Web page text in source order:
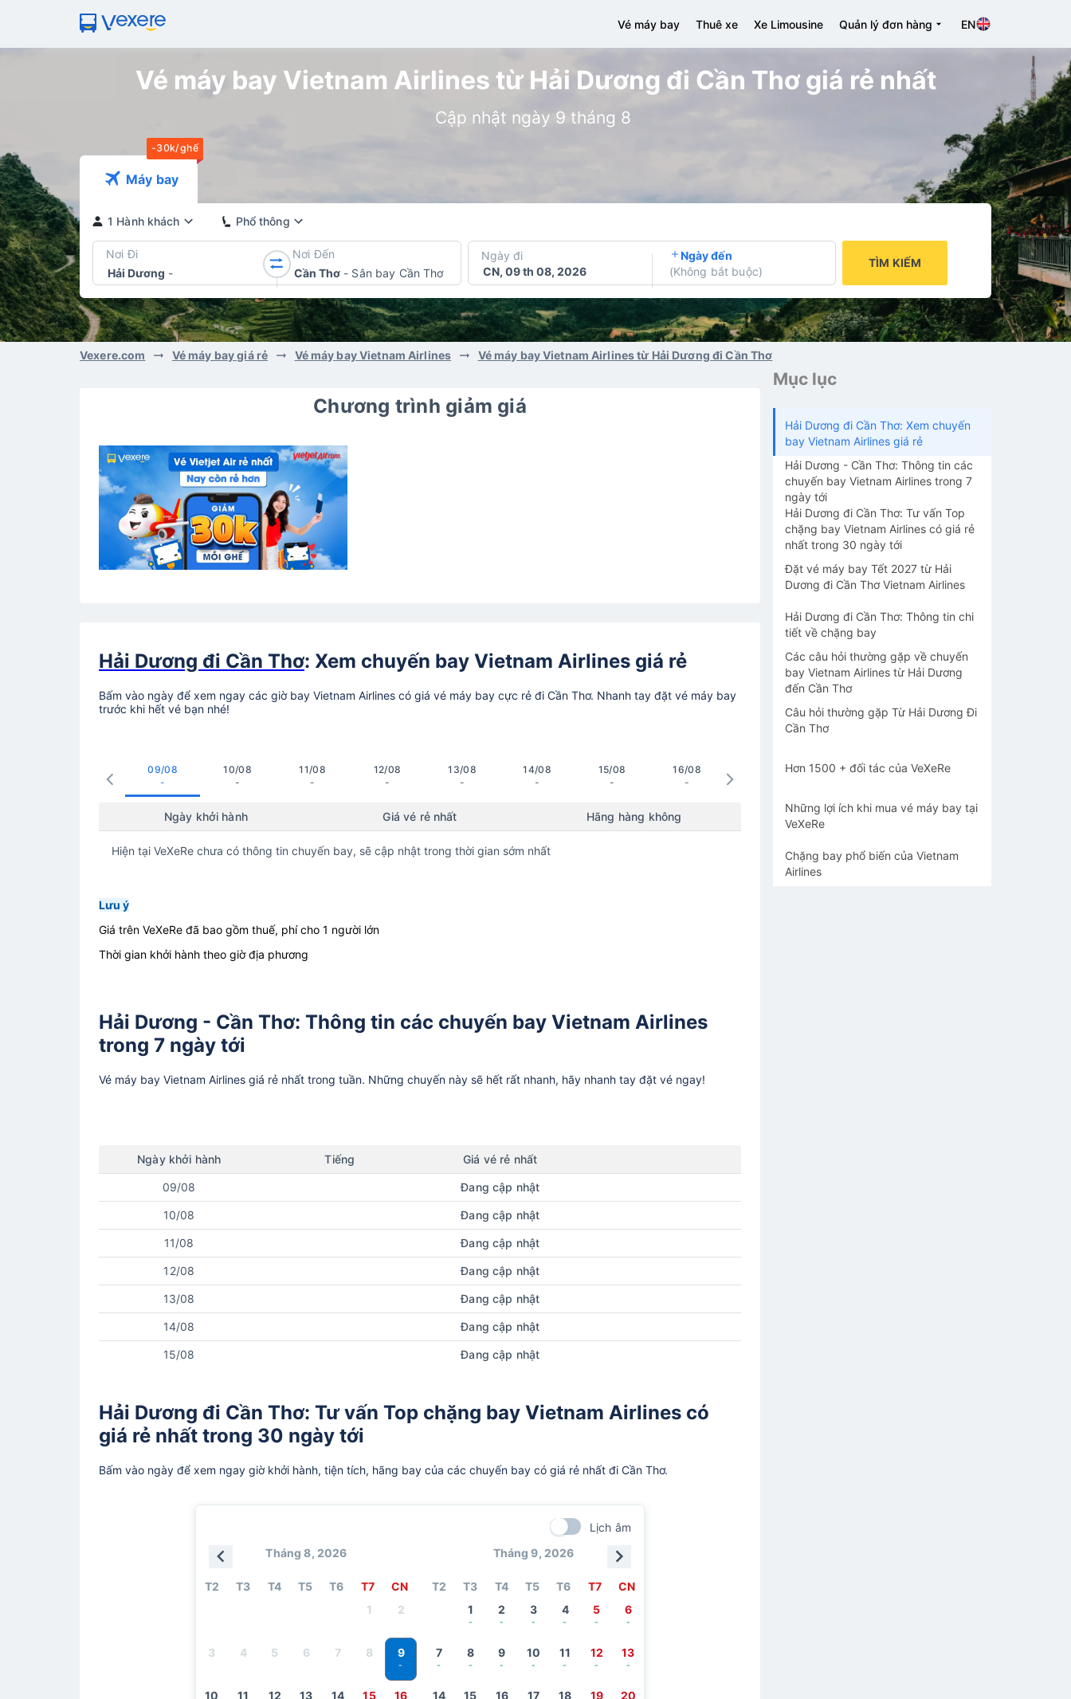
Vé máy bay Thuê xe Xe Limousine Quản lý đơn hàng EN
Vé máy bay Vietnam Airlines từ Hải Dương đi Cần Thơ giá rẻ nhất
Cập nhật ngày 9 tháng 8
-30k/ghế
Máy bay
1 Hành khách Phổ thông
Nơi Đi
Hải Dương -
Nơi Đến
Cần Thơ - Sân bay Cần Thơ
Ngày đi
CN, 09 th 08, 2026
Ngày đến
(Không bắt buộc)
TÌM KIẾM
Vexere.com Vé máy bay giá rẻ Vé máy bay Vietnam Airlines Vé máy bay Vietnam Airlines từ Hải Dương đi Cần Thơ
Chương trình giảm giá
Hải Dương đi Cần Thơ: Xem chuyến bay Vietnam Airlines giá rẻ
Bấm vào ngày để xem ngay các giờ bay Vietnam Airlines có giá vé máy bay cực rẻ đi Cần Thơ. Nhanh tay đặt vé máy bay
trước khi hết vé bạn nhé!
09/08
-
10/08
-
11/08
-
12/08
-
13/08
-
14/08
-
15/08
-
16/08
-
18/08
19/08
Ngày khởi hành Giá vé rẻ nhất Hãng hàng không
Hiện tại VeXeRe chưa có thông tin chuyến bay, sẽ cập nhật trong thời gian sớm nhất
Lưu ý
Giá trên VeXeRe đã bao gồm thuế, phí cho 1 người lớn
Thời gian khởi hành theo giờ địa phương
Hải Dương - Cần Thơ: Thông tin các chuyến bay Vietnam Airlines
trong 7 ngày tới
Vé máy bay Vietnam Airlines giá rẻ nhất trong tuần. Những chuyến này sẽ hết rất nhanh, hãy nhanh tay đặt vé ngay!
Ngày khởi hành Tiếng Giá vé rẻ nhất
09/08 Đang cập nhật
10/08 Đang cập nhật
11/08 Đang cập nhật
12/08 Đang cập nhật
13/08 Đang cập nhật
14/08 Đang cập nhật
15/08 Đang cập nhật
Hải Dương đi Cần Thơ: Tư vấn Top chặng bay Vietnam Airlines có
giá rẻ nhất trong 30 ngày tới
Bấm vào ngày để xem ngay giờ khởi hành, tiện tích, hãng bay của các chuyến bay có giá rẻ nhất đi Cần Thơ.
Lịch âm
Tháng 8, 2026
T2 T3 T4 T5 T6 T7
CN
1
2
3 4 5 6 7 8 9
-
10 11 12 13 14 15 16
Tháng 9, 2026
T2 T3 T4 T5 T6 T7
CN
1
-
2
-
3
-
4
-
5
-
6
-
7
-
8
-
9
-
10
-
11
-
12
-
13
-
14 15 16 17 18 19 20
Mục lục
Hải Dương đi Cần Thơ: Xem chuyến
bay Vietnam Airlines giá rẻ
Hải Dương - Cần Thơ: Thông tin các
chuyến bay Vietnam Airlines trong 7
ngày tới
Hải Dương đi Cần Thơ: Tư vấn Top
chặng bay Vietnam Airlines có giá rẻ
nhất trong 30 ngày tới
Đặt vé máy bay Tết 2027 từ Hải
Dương đi Cần Thơ Vietnam Airlines
Hải Dương đi Cần Thơ: Thông tin chi
tiết về chặng bay
Các câu hỏi thường gặp về chuyến
bay Vietnam Airlines từ Hải Dương
đến Cần Thơ
Câu hỏi thường gặp Từ Hải Dương Đi
Cần Thơ
Hơn 1500 + đối tác của VeXeRe
Những lợi ích khi mua vé máy bay tại
VeXeRe
Chặng bay phổ biến của Vietnam
Airlines